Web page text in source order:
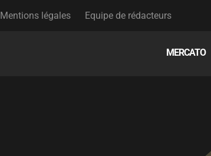
Mentions légales Equipe de rédacteurs
MERCATO